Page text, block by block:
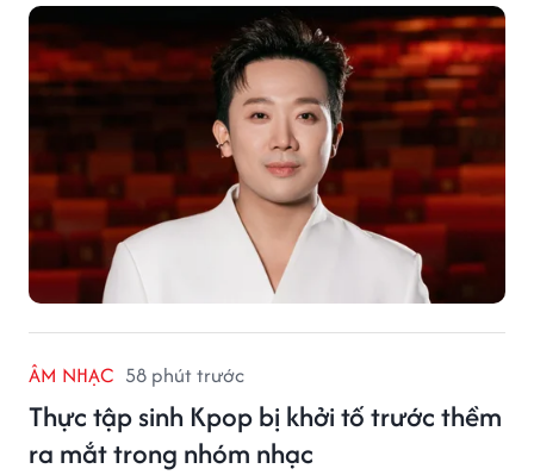
ÂM NHẠC 58 phút trước
Thực tập sinh Kpop bị khởi tố trước thềm
ra mắt trong nhóm nhạc